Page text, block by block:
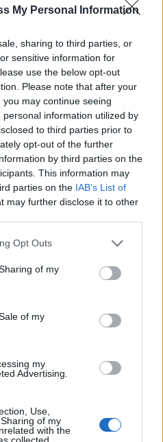
My Personal Information
sharing to third parties, or
sensitive information for
use the below opt-out
Please note that after your
may continue seeing
information utilized by
to third parties prior to
opt-out of the further
by third parties on the
This information may
parties on the IAB’s List of
may further disclose it to other
uses one or more Google
behaviour. You may click to
and its third-party tags to
purposes in below Google
Opt Outs
of my
of my
my
Advertising.
Use,
of my
with the
collected.
μαμά τους
YORKER